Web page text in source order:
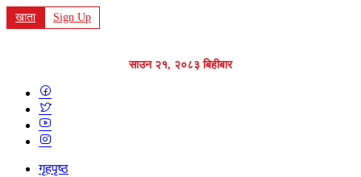
खाता Sign Up
साउन २१, २०८३ बिहीबार
गृहपृष्ठ